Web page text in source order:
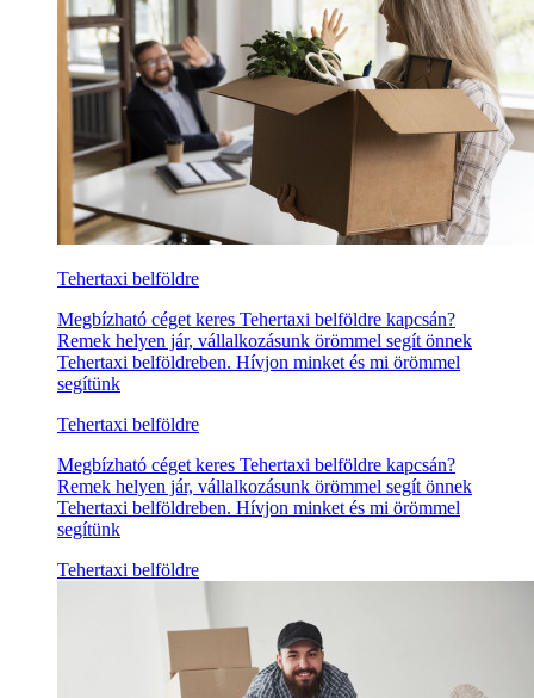
Tehertaxi belföldre
Megbízható céget keres Tehertaxi belföldre kapcsán?
Remek helyen jár, vállalkozásunk örömmel segít önnek
Tehertaxi belföldreben. Hívjon minket és mi örömmel
segítünk
Tehertaxi belföldre
Megbízható céget keres Tehertaxi belföldre kapcsán?
Remek helyen jár, vállalkozásunk örömmel segít önnek
Tehertaxi belföldreben. Hívjon minket és mi örömmel
segítünk
Tehertaxi belföldre